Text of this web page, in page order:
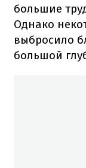
большие
Однако
выбросило
большой